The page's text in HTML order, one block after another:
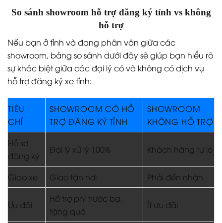
So sánh showroom hỗ trợ đăng ký tỉnh vs không
hỗ trợ
Nếu bạn ở tỉnh và đang phân vân giữa các
showroom, bảng so sánh dưới đây sẽ giúp bạn hiểu rõ
sự khác biệt giữa các đại lý có và không có dịch vụ
hỗ trợ đăng ký xe tỉnh:
TIÊU
CHÍ
SHOWROOM CÓ HỖ
TRỢ ĐĂNG KÝ TỈNH
SHOWROOM
KHÔNG HỖ TRỢ
Hồ sơ
đăng ký
Đại lý xử lý 100% Khách hàng tự lo
Giao xe Giao tận nơi Phải đến nhận
Ưu đãi
Hỗ trợ phí trước bạ,
tặng quà
Ít ưu đãi